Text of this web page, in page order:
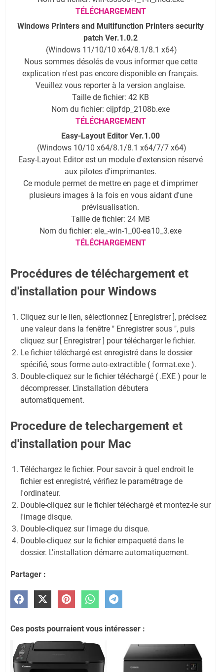
TÉLÉCHARGEMENT
Windows Printers and Multifunction Printers security
patch Ver.1.0.2
(Windows 11/10/10 x64/8.1/8.1 x64)
Nous sommes désolés de vous informer que cette
explication n'est pas encore disponible en français.
Veuillez vous reporter à la version anglaise.
Taille de fichier: 42 KB
Nom du fichier: cijpfdp_2108b.exe
TÉLÉCHARGEMENT
Easy-Layout Editor Ver.1.00
(Windows 10/10 x64/8.1/8.1 x64/7/7 x64)
Easy-Layout Editor est un module d'extension réservé
aux pilotes d'imprimantes.
Ce module permet de mettre en page et d'imprimer
plusieurs images à la fois en vous aidant d'une
prévisualisation.
Taille de fichier: 24 MB
Nom du fichier: ele_-win-1_00-ea10_3.exe
TÉLÉCHARGEMENT
Procédures de téléchargement et
d'installation pour Windows
Cliquez sur le lien, sélectionnez [ Enregistrer ], précisez
une valeur dans la fenêtre " Enregistrer sous ", puis
cliquez sur [ Enregistrer ] pour télécharger le fichier.
Le fichier téléchargé est enregistré dans le dossier
spécifié, sous forme auto-extractible ( format.exe ).
Double-cliquez sur le fichier téléchargé ( .EXE ) pour le
décompresser. L'installation débutera
automatiquement.
Procedure de telechargement et
d'installation pour Mac
Téléchargez le fichier. Pour savoir à quel endroit le
fichier est enregistré, vérifiez le paramétrage de
l'ordinateur.
Double-cliquez sur le fichier téléchargé et montez-le sur
l'image disque.
Double-cliquez sur l'image du disque.
Double-cliquez sur le fichier empaqueté dans le
dossier. L'installation démarre automatiquement.
Partager :
Ces posts pourraient vous intéresser :